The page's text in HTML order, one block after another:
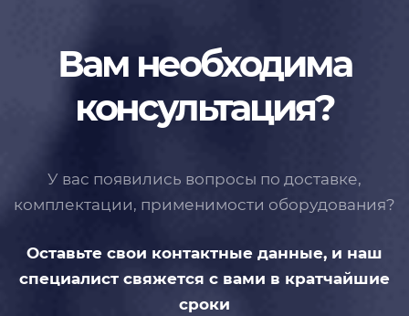
Вам необходима
консультация?
У вас появились вопросы по доставке,
комплектации, применимости оборудования?
Оставьте свои контактные данные, и наш
специалист свяжется с вами в кратчайшие
сроки